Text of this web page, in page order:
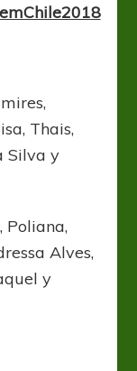
Thais,
Silva y
Poliana,
Alves,
y